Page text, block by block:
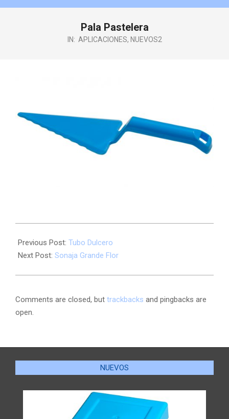
Pala Pastelera
IN: APLICACIONES, NUEVOS2
Previous Post: Tubo Dulcero
Next Post: Sonaja Grande Flor
Comments are closed, but trackbacks and pingbacks are
open.
NUEVOS